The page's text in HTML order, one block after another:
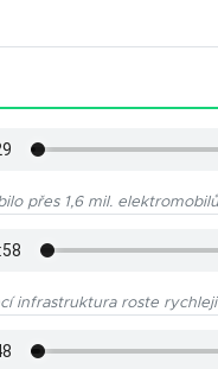
přes 1,6 mil. elektromobilů
infrastruktura roste